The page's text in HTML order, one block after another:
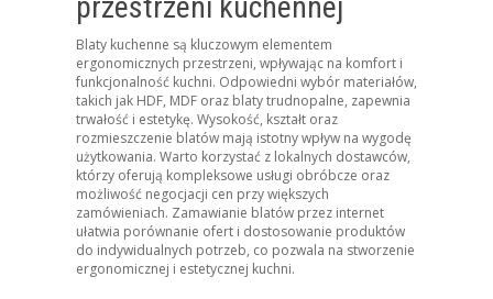
przestrzeni kuchennej
Blaty kuchenne są kluczowym elementem
ergonomicznych przestrzeni, wpływając na komfort i
funkcjonalność kuchni. Odpowiedni wybór materiałów,
takich jak HDF, MDF oraz blaty trudnopalne, zapewnia
trwałość i estetykę. Wysokość, kształt oraz
rozmieszczenie blatów mają istotny wpływ na wygodę
użytkowania. Warto korzystać z lokalnych dostawców,
którzy oferują kompleksowe usługi obróbcze oraz
możliwość negocjacji cen przy większych
zamówieniach. Zamawianie blatów przez internet
ułatwia porównanie ofert i dostosowanie produktów
do indywidualnych potrzeb, co pozwala na stworzenie
ergonomicznej i estetycznej kuchni.